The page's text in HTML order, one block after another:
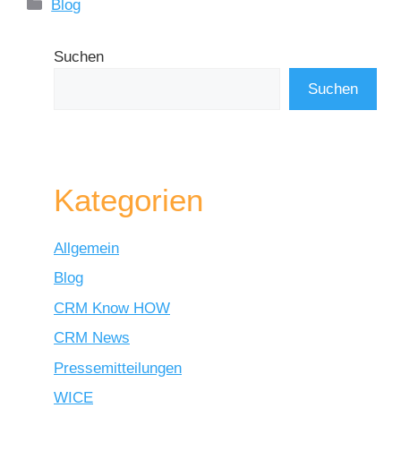
Blog
Suchen
Suchen
Kategorien
Allgemein
Blog
CRM Know HOW
CRM News
Pressemitteilungen
WICE